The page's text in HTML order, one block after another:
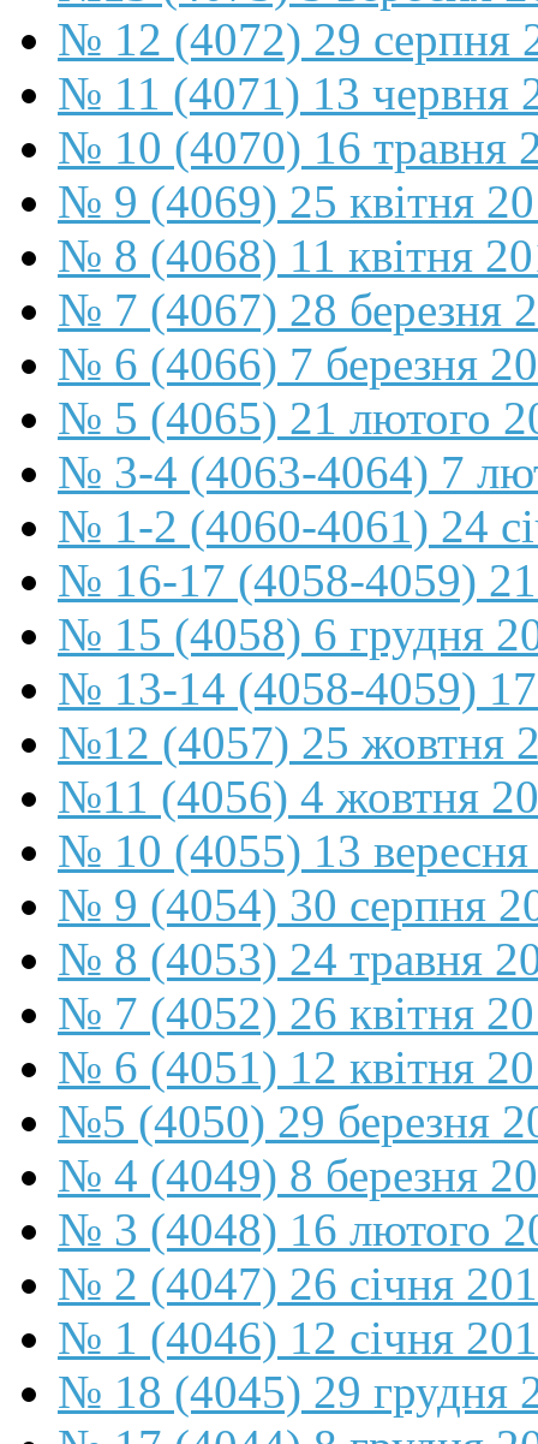
№ 12 (4072) 29 серпня
№ 11 (4071) 13 червня
№ 10 (4070) 16 травня
№ 9 (4069) 25 квітня
№ 8 (4068) 11 квітня
№ 7 (4067) 28 березня
№ 6 (4066) 7 березня
№ 5 (4065) 21 лютого
№ 3-4 (4063-4064) 7
№ 1-2 (4060-4061) 24
№ 16-17 (4058-4059) 21
№ 15 (4058) 6 грудня
№ 13-14 (4058-4059) 17
№12 (4057) 25 жовтня
№11 (4056) 4 жовтня
№ 10 (4055) 13
№ 9 (4054) 30 серпня
№ 8 (4053) 24 травня
№ 7 (4052) 26 квітня
№ 6 (4051) 12 квітня
№5 (4050) 29 березня
№ 4 (4049) 8 березня
№ 3 (4048) 16 лютого
№ 2 (4047) 26 січня
№ 1 (4046) 12 січня
№ 18 (4045) 29 грудня